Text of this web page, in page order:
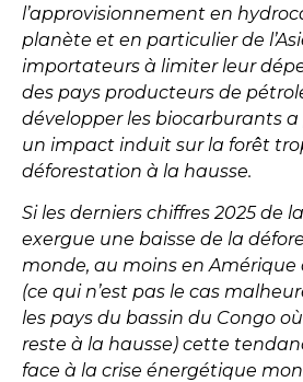
l’approvisionnement en
planète et en particulier de
importateurs à limiter leur
des pays producteurs de
développer les biocarburants
un impact induit sur la forêt
déforestation à la hausse.
Si les derniers chiffres 2025 de
exergue une baisse de la
monde, au moins en Amérique
(ce qui n’est pas le cas
les pays du bassin du Congo
reste à la hausse) cette
face à la crise énergétique